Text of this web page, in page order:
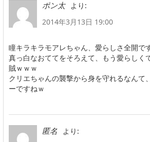
ポン太
より:
2014年3月13日 19:00
瞳キラキラモアレちゃん、愛らしさ全開で
真っ白なおててをそろえて、もう愛らしく
賊ｗｗｗ
クリエちゃんの襲撃から身を守れるなんて
ーですねｗ
匿名
より: